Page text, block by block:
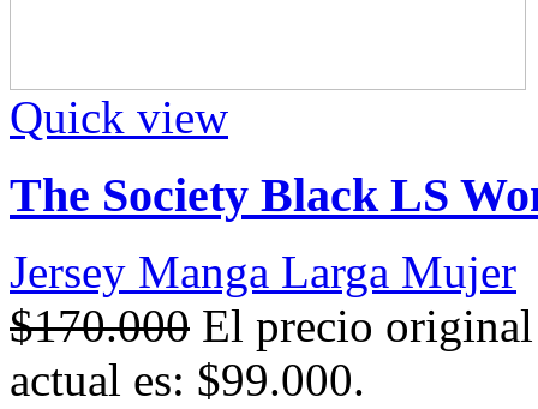
Quick view
The Society Black LS
Jersey Manga Larga Mujer
$170.000 El precio
actual es: $99.000.